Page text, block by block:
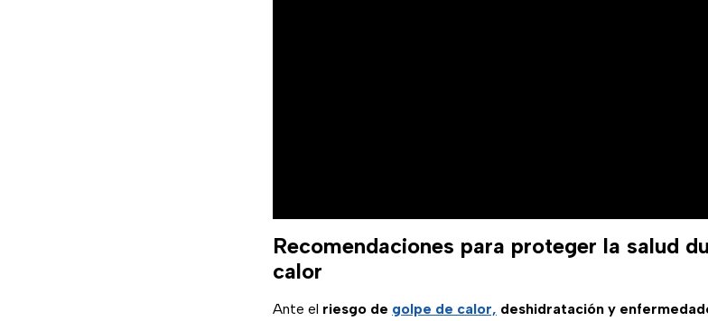
Recomendaciones para proteger la salud
calor
Ante el riesgo de golpe de calor, deshidratación y